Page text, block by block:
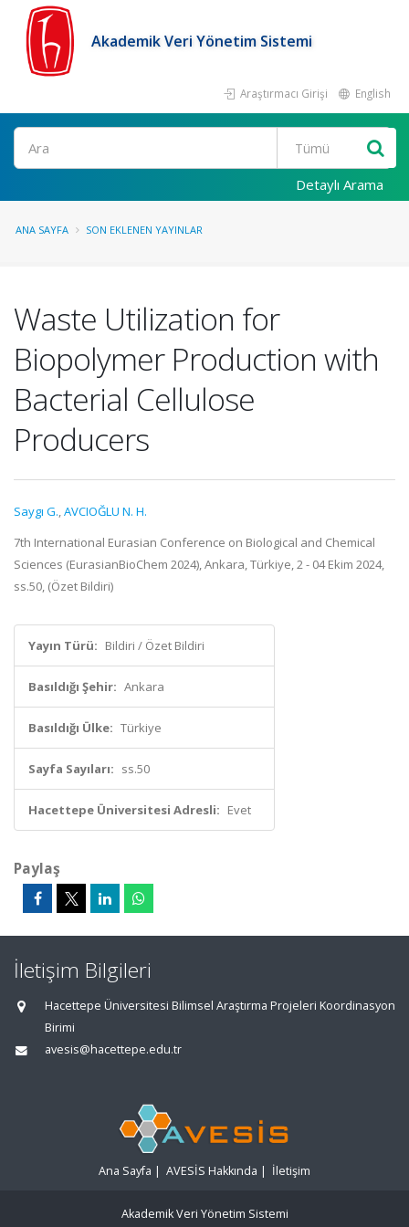
Akademik Veri Yönetim Sistemi
Araştırmacı Girişi English
Ara
Detaylı Arama
ANA SAYFA SON EKLENEN YAYINLAR
Waste Utilization for
Biopolymer Production with
Bacterial Cellulose
Producers
Saygı G.,AVCIOĞLU N. H.
7th International Eurasian Conference on Biological and Chemical
Sciences (EurasianBioChem 2024), Ankara, Türkiye, 2 - 04 Ekim 2024,
ss.50, (Özet Bildiri)
Yayın Türü: Bildiri / Özet Bildiri
Basıldığı Şehir: Ankara
Basıldığı Ülke: Türkiye
Sayfa Sayıları: ss.50
Hacettepe Üniversitesi Adresli: Evet
Paylaş
İletişim Bilgileri
Hacettepe Üniversitesi Bilimsel Araştırma Projeleri Koordinasyon
Birimi
avesis@hacettepe.edu.tr
Ana Sayfa | AVESİS Hakkında | İletişim
Akademik Veri Yönetim Sistemi